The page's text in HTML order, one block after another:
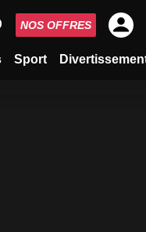
Sport
NOS OFFRES